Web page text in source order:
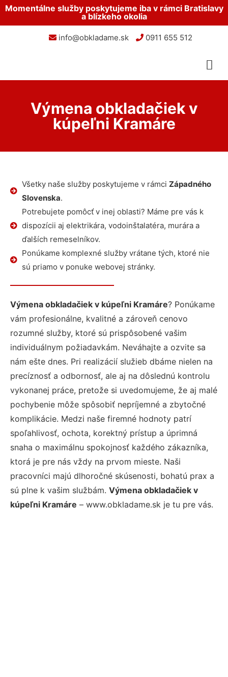
Momentálne služby poskytujeme iba v rámci Bratislavy
a blízkeho okolia
info@obkladame.sk 0911 655 512
Výmena obkladačiek v
kúpeľni Kramáre
Všetky naše služby poskytujeme v rámci Západného
Slovenska.
Potrebujete pomôcť v inej oblasti? Máme pre vás k
dispozícii aj elektrikára, vodoinštalatéra, murára a
ďalších remeselníkov.
Ponúkame komplexné služby vrátane tých, ktoré nie
sú priamo v ponuke webovej stránky.
Výmena obkladačiek v kúpeľni Kramáre? Ponúkame
vám profesionálne, kvalitné a zároveň cenovo
rozumné služby, ktoré sú prispôsobené vašim
individuálnym požiadavkám. Neváhajte a ozvite sa
nám ešte dnes. Pri realizácií služieb dbáme nielen na
precíznosť a odbornosť, ale aj na dôslednú kontrolu
vykonanej práce, pretože si uvedomujeme, že aj malé
pochybenie môže spôsobiť nepríjemné a zbytočné
komplikácie. Medzi naše firemné hodnoty patrí
spoľahlivosť, ochota, korektný prístup a úprimná
snaha o maximálnu spokojnosť každého zákazníka,
ktorá je pre nás vždy na prvom mieste. Naši
pracovníci majú dlhoročné skúsenosti, bohatú prax a
sú plne k vašim službám. Výmena obkladačiek v
kúpeľni Kramáre – www.obkladame.sk je tu pre vás.